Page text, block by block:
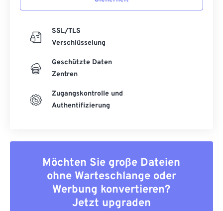
SSL/TLS
Verschlüsselung
Geschützte Daten
Zentren
Zugangskontrolle und
Authentifizierung
Möchten Sie große Dateien
ohne Warteschlange oder
Werbung konvertieren?
Jetzt upgraden